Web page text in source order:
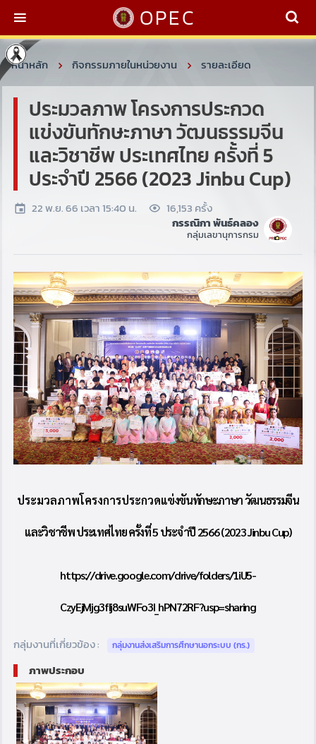
OPEC
หน้าหลัก กิจกรรมภายในหน่วยงาน รายละเอียด
ประมวลภาพ โครงการประกวด
แข่งขันทักษะภาษา วัฒนธรรมจีน
และวิชาชีพ ประเทศไทย ครั้งที่ 5
ประจำปี 2566 (2023 Jinbu Cup)
22 พ.ย. 66 เวลา 15:40 น.
16,153 ครั้ง
กรรณิกา พันธ์คลอง
กลุ่มเลขานุการกรม
ประมวลภาพโครงการประกวดแข่งขันทักษะภาษา วัฒนธรรมจีน
และวิชาชีพ ประเทศไทย ครั้งที่ 5 ประจำปี 2566 (2023Jinbu Cup)
https://drive.google.com/drive/folders/1iU5-
CzyEjMjg3fIj8suWFo3I_hPN72RF?usp=sharing
กลุ่มงานที่เกี่ยวข้อง : กลุ่มงานส่งเสริมการศึกษานอกระบบ (กร.)
ภาพประกอบ